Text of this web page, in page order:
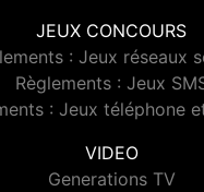
JEUX CONCOURS
: Jeux réseaux
Règlements : Jeux
: Jeux téléphone
VIDEO
Generations TV